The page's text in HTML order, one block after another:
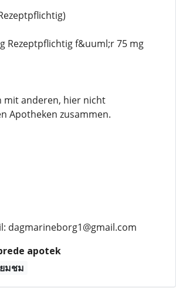
Rezeptpflichtig f&uuml;r 75 mg
mit anderen, hier nicht
Apotheken zusammen.
dagmarineborg1@gmail.com
apotek
มชม